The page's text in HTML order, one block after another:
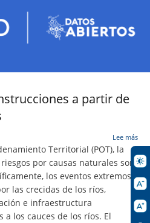
contenido
principal
a partir de
Lee más
de
a
de
Territorial (POT), la
por causas naturales son
los eventos extremos
las crecidas de los ríos,
e infraestructura
los cauces de los ríos. El